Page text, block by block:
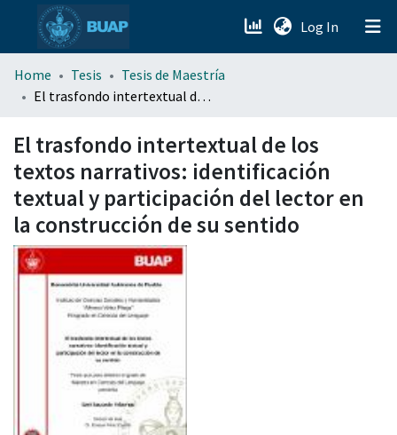
Log In (current)
menu.section.about_menu
Home Tesis
Tesis de Maestría
El trasfondo intertextual de los textos narrativos: identificación textual y participación del lector en la construcción de su sentido
El trasfondo intertextual de los
textos narrativos: identificación
textual y participación del lector en
la construcción de su sentido